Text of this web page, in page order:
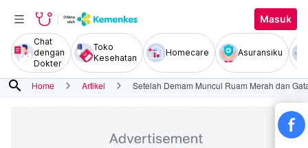
Masuk
Chat
dengan
Dokter
Toko
Kesehatan
Homecare Asuransiku
search Home Artikel Setelah Demam Muncul Ruam Merah dan